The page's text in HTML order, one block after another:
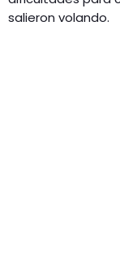
salieron volando.